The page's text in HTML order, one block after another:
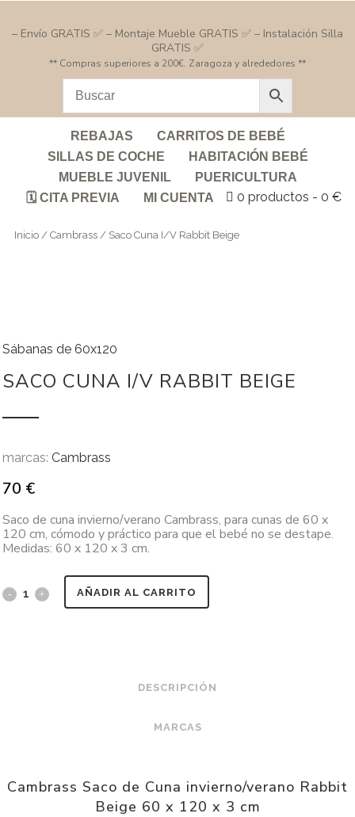
– Envío GRATIS ✅ – Montaje Mueble GRATIS ✅ – Instalación Silla
GRATIS ✅
** Compras superiores a 200€. Zaragoza y alrededores **
REBAJAS
CARRITOS DE BEBÉ
SILLAS DE COCHE
HABITACIÓN BEBÉ
MUEBLE JUVENIL
PUERICULTURA
🗓️ CITA PREVIA
MI CUENTA 0 productos 0 €
Inicio / Cambrass / Saco Cuna I/V Rabbit Beige
Sábanas de 60x120
SACO CUNA I/V RABBIT BEIGE
marcas: Cambrass
70 €
Saco de cuna invierno/verano Cambrass, para cunas de 60 x
120 cm, cómodo y práctico para que el bebé no se destape.
Medidas: 60 x 120 x 3 cm.
AÑADIR AL CARRITO
DESCRIPCIÓN
MARCAS
Cambrass Saco de Cuna invierno/verano Rabbit
Beige 60 x 120 x 3 cm